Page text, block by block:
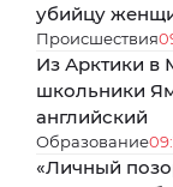
убийцу
Происшествия
Из Арктики в
школьники
английский
Образование
«Личный